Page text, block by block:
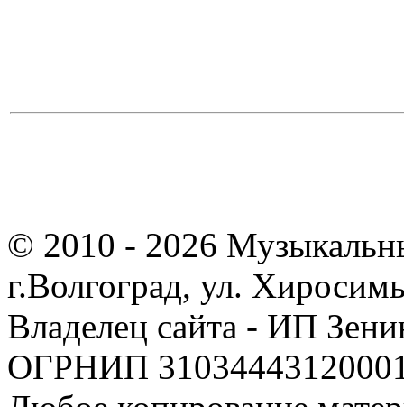
© 2010 - 2026
г.Волгоград, ул.
Владелец сайта - ИП
ОГРНИП